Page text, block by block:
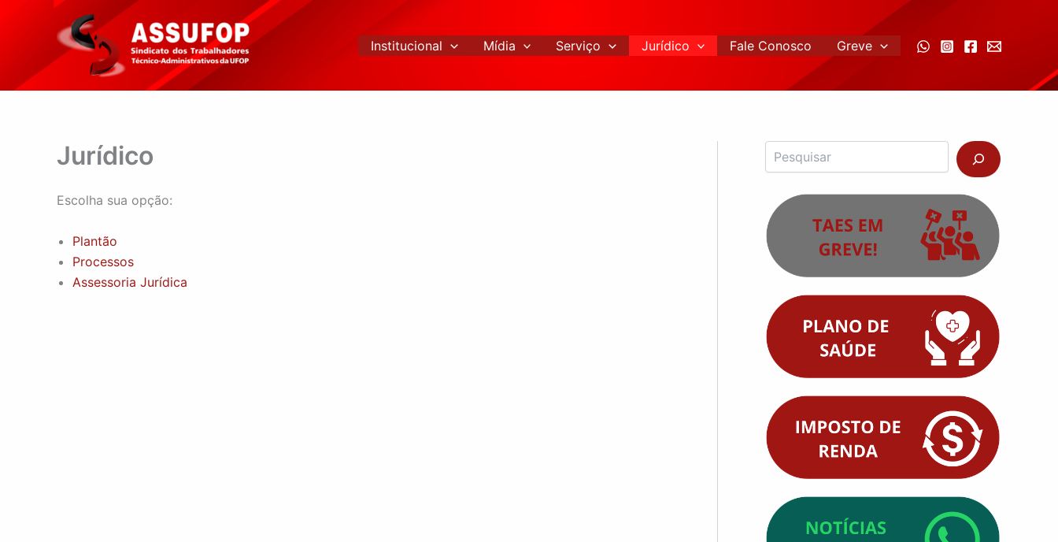
conteúdo
Institucional Mídia Serviço Jurídico Fale Conosco Greve
Jurídico
Escolha sua opção:
Plantão
Processos
Assessoria Jurídica
Pesquisar